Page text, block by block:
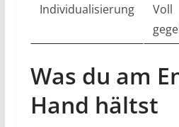
Individualisierung
Voll
Was du am
Hand hältst